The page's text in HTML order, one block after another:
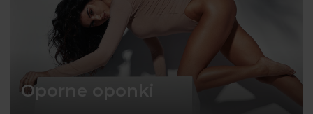
Oporne oponki